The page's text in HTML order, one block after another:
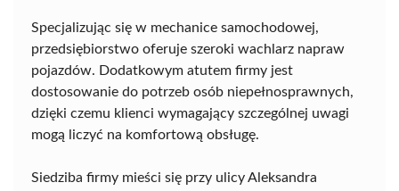
Specjalizując się w mechanice samochodowej,
przedsiębiorstwo oferuje szeroki wachlarz napraw
pojazdów. Dodatkowym atutem firmy jest
dostosowanie do potrzeb osób niepełnosprawnych,
dzięki czemu klienci wymagający szczególnej uwagi
mogą liczyć na komfortową obsługę.
Siedziba firmy mieści się przy ulicy Aleksandra